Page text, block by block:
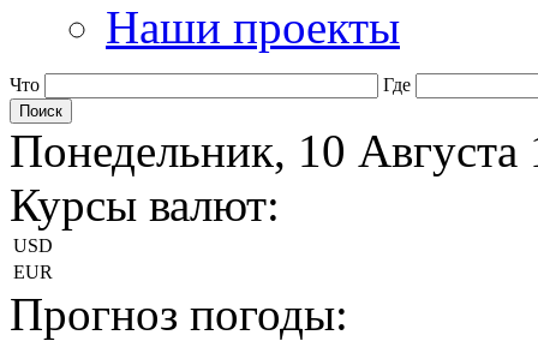
Наши проекты
Что Где
Понедельник, 10 Августа
Курсы валют:
USD
EUR
Прогноз погоды: